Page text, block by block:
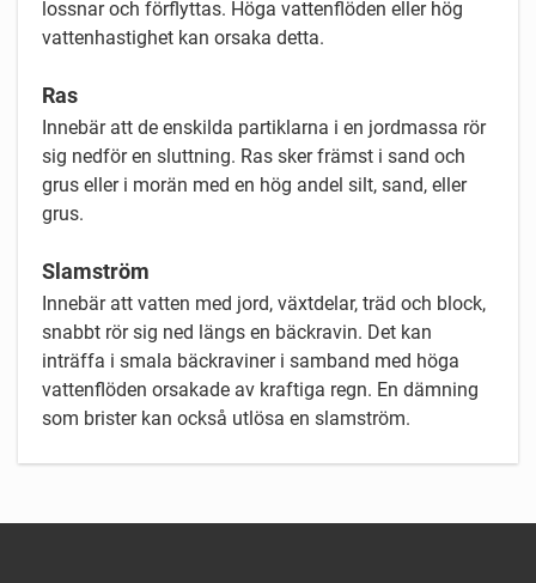
lossnar och förflyttas. Höga vattenflöden eller hög
vattenhastighet kan orsaka detta.
Ras
Innebär att de enskilda partiklarna i en jordmassa rör
sig nedför en sluttning. Ras sker främst i sand och
grus eller i morän med en hög andel silt, sand, eller
grus.
Slamström
Innebär att vatten med jord, växtdelar, träd och block,
snabbt rör sig ned längs en bäckravin. Det kan
inträffa i smala bäckraviner i samband med höga
vattenflöden orsakade av kraftiga regn. En dämning
som brister kan också utlösa en slamström.